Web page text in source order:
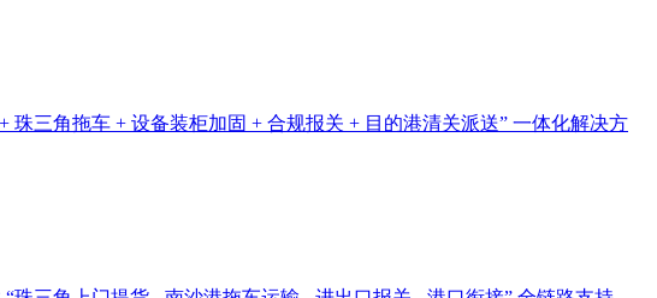
三角拖车 + 设备装柜加固 + 合规报关 + 目的港清关派送” 一体化解决方